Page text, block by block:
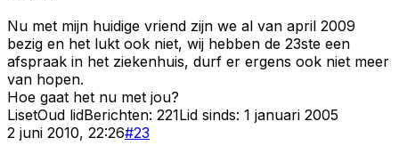
Nu met mijn huidige vriend zijn we al van april 2009
bezig en het lukt ook niet, wij hebben de 23ste een
afspraak in het ziekenhuis, durf er ergens ook niet meer
van hopen.
Hoe gaat het nu met jou?
LisetOud lidBerichten: 221Lid sinds: 1 januari 2005
2 juni 2010, 22:26#23